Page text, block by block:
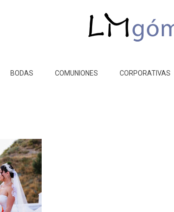
BODAS COMUNIONES CORPORATIVAS